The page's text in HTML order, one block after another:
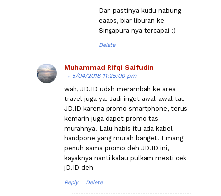
Dan pastinya kudu nabung
eaaps, biar liburan ke
Singapura nya tercapai ;)
Delete
Muhammad Rifqi Saifudin
5/04/2018 11:25:00 pm
wah, JD.ID udah merambah ke area
travel juga ya. Jadi inget awal-awal tau
JD.ID karena promo smartphone, terus
kemarin juga dapet promo tas
murahnya. Lalu habis itu ada kabel
handpone yang murah banget. Emang
penuh sama promo deh JD.ID ini,
kayaknya nanti kalau pulkam mesti cek
jD.ID deh
Reply Delete